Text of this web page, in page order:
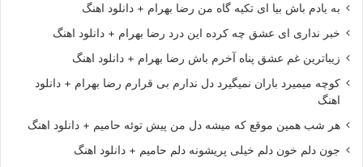
به یادم باش بیا ای تکیه گاه من رضا بهرام + دانلود اهنگ
خبر نداری ای عشق چه کرده این درد رضا بهرام + دانلود اهنگ
زیباترین غم عشق پناه آخرم باش رضا بهرام + دانلود اهنگ
کوچه میمیرد باران نمیگیرد دل ندارم بی قرارم رضا بهرام + دانلود
اهنگ
هر شب همین موقع که میشه دل من پیش توئه حامیم + دانلود اهنگ
جون دلم خون دلم خیلی پریشونه دلم حامیم + دانلود اهنگ